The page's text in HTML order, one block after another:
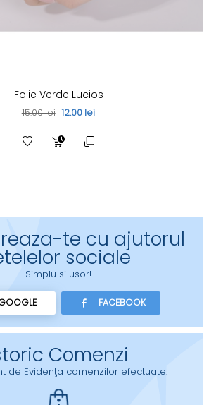
Folie Verde Lucios
15.00 lei 12.00 lei
te cu ajutorul
sociale
Simplu si usor!
FACEBOOK
Comenzi
de Evidenţa comenzilor efectuate.